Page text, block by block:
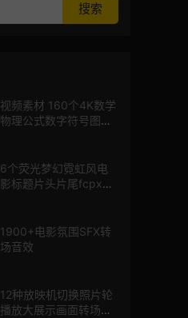
视频素材 160个4K数学
物理公式数字符号图标
6个荧光梦幻霓虹风电
影标题片头片尾fcpx插
1900+电影氛围SFX转
场音效
12种放映机切换照片轮
播放大展示画面转场动